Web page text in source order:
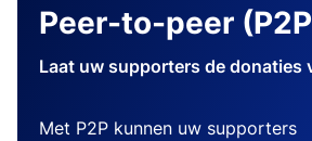
Peer-to-peer
Laat uw supporters de donaties
Met P2P kunnen uw supporters